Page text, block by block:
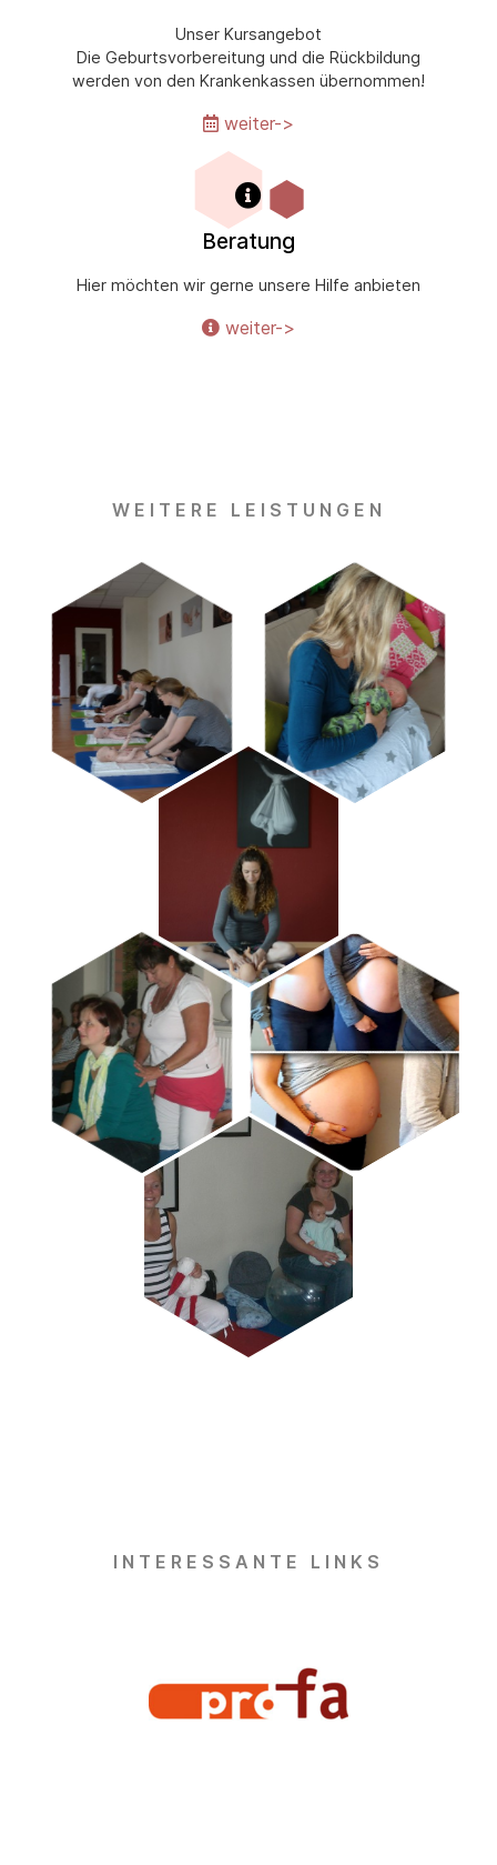
Unser Kursangebot
Die Geburtsvorbereitung und die Rückbildung
werden von den Krankenkassen übernommen!
weiter->
Beratung
Hier möchten wir gerne unsere Hilfe anbieten
weiter->
WEITERE LEISTUNGEN
INTERESSANTE LINKS